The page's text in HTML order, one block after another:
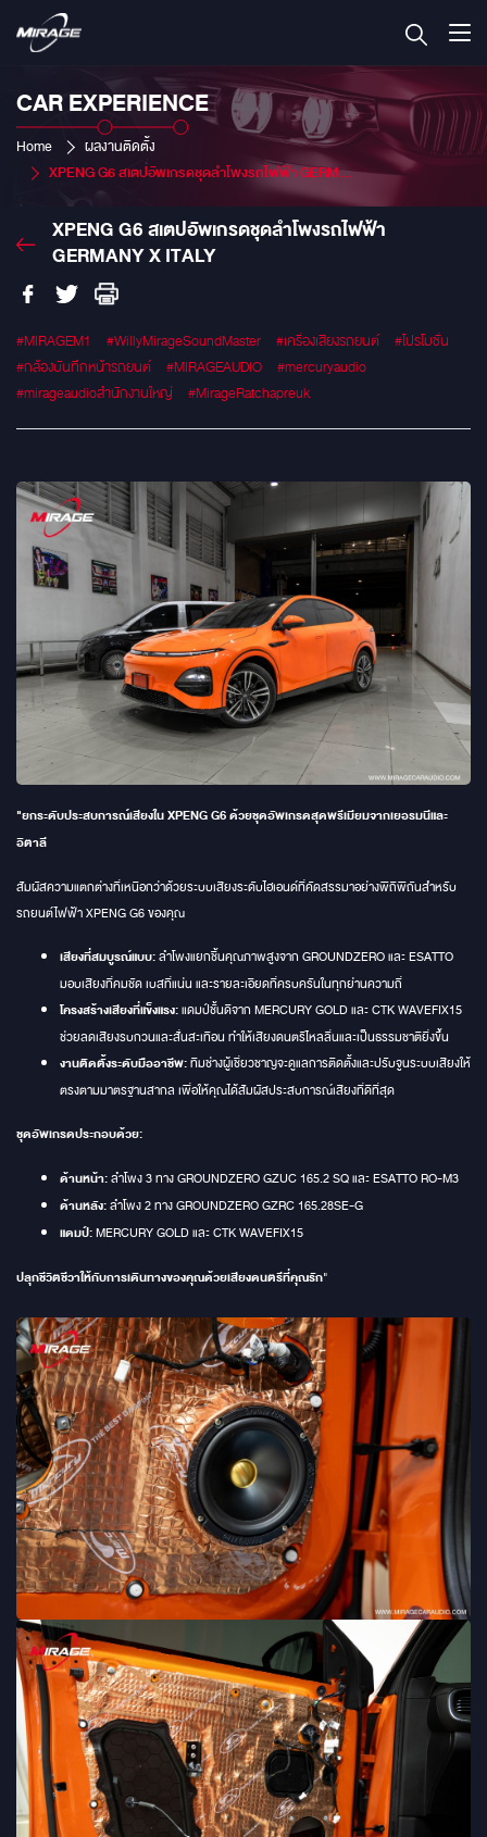
CAR EXPERIENCE
Home
ผลงานติดตั้ง
XPENG G6 สเตปอัพเกรดชุดลำโพงรถไฟฟ้า GERMANY X ITALY
XPENG G6 สเตปอัพเกรดชุดลำโพงรถไฟฟ้า
GERMANY X ITALY
#MIRAGEM1 #WillyMirageSoundMaster #เครื่องเสียงรถยนต์
#โปรโมชั่น
#กล้องบันทึกหน้ารถยนต์
#MIRAGEAUDIO
#mercuryaudio
#mirageaudioสำนักงานใหญ่
#MirageRatchapreuk
"ยกระดับประสบการณ์เสียงใน XPENG G6 ด้วยชุดอัพเกรดสุดพรีเมียมจากเยอรมนีและ
อิตาลี
สัมผัสความแตกต่างที่เหนือกว่าด้วยระบบเสียงระดับไฮเอนด์ที่คัดสรรมาอย่างพิถีพิถันสำหรับ
รถยนต์ไฟฟ้า XPENG G6 ของคุณ
เสียงที่สมบูรณ์แบบ:ลำโพงแยกชิ้นคุณภาพสูงจาก GROUNDZERO และ ESATTO
มอบเสียงที่คมชัด เบสที่แน่น และรายละเอียดที่ครบครันในทุกย่านความถี่
โครงสร้างเสียงที่แข็งแรง:แดมป์ชั้นดีจาก MERCURY GOLD และ CTK WAVEFIX15
ช่วยลดเสียงรบกวนและสั่นสะเทือน ทำให้เสียงดนตรีไหลลื่นและเป็นธรรมชาติยิ่งขึ้น
งานติดตั้งระดับมืออาชีพ:ทีมช่างผู้เชี่ยวชาญจะดูแลการติดตั้งและปรับจูนระบบเสียงให้
ตรงตามมาตรฐานสากล เพื่อให้คุณได้สัมผัสประสบการณ์เสียงที่ดีที่สุด
ชุดอัพเกรดประกอบด้วย:
ด้านหน้า:ลำโพง 3 ทาง GROUNDZERO GZUC 165.2 SQ และ ESATTO RO-M3
ด้านหลัง:ลำโพง 2 ทาง GROUNDZERO GZRC 165.28SE-G
แดมป์:MERCURY GOLD และ CTK WAVEFIX15
ปลุกชีวิตชีวาให้กับการเดินทางของคุณด้วยเสียงดนตรีที่คุณรัก"